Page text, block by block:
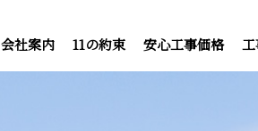
会社案内 11の約束 安心工事価格